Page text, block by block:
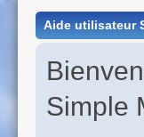
Aide utilisateur
Simple